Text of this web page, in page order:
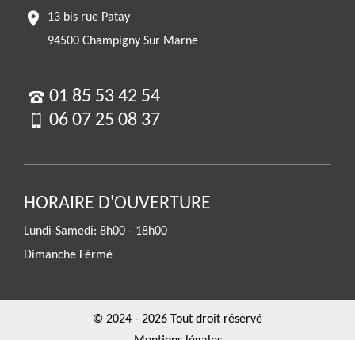
13 bis rue Patay
94500 Champigny Sur Marne
01 85 53 42 54
06 07 25 08 37
HORAIRE D'OUVERTURE
Lundi-Samedi: 8h00 - 18h00
Dimanche Férmé
© 2024 - 2026 Tout droit réservé